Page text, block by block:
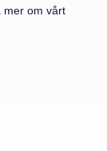
mer om vårt